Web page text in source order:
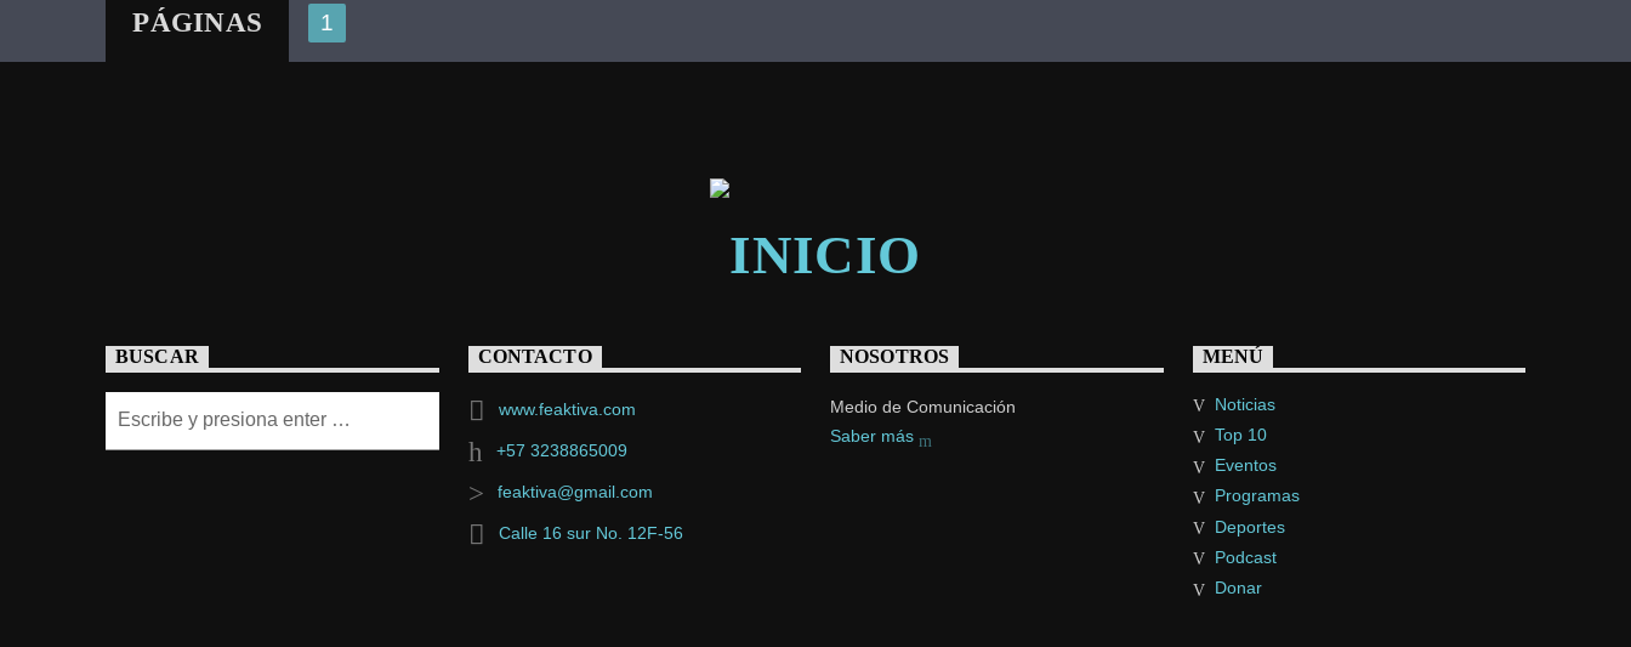
PÁGINAS 1
BUSCAR CONTACTO
www.feaktiva.com
+57 3238865009
feaktiva@gmail.com
Calle 16 sur No. 12F-56
NOSOTROS
Medio de Comunicación
Saber más
MENÚ
Noticias
Top 10
Eventos
Programas
Deportes
Podcast
Donar